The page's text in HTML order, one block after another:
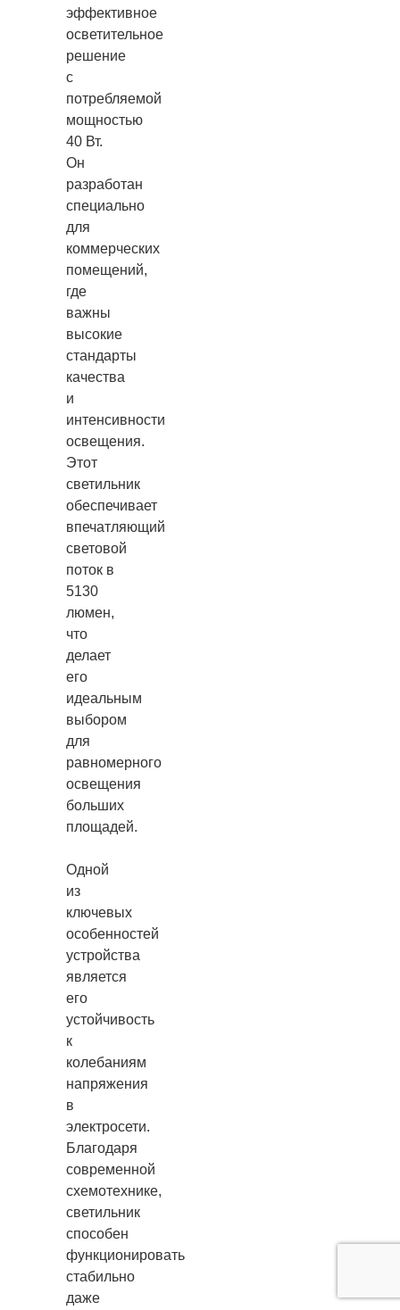
эффективное
осветительное
решение
с
потребляемой
мощностью
40 Вт.
Он
разработан
специально
для
коммерческих
помещений,
где
важны
высокие
стандарты
качества
и
интенсивности
освещения.
Этот
светильник
обеспечивает
впечатляющий
световой
поток в
5130
люмен,
что
делает
его
идеальным
выбором
для
равномерного
освещения
больших
площадей.
Одной
из
ключевых
особенностей
устройства
является
его
устойчивость
к
колебаниям
напряжения
в
электросети.
Благодаря
современной
схемотехнике,
светильник
способен
функционировать
стабильно
даже